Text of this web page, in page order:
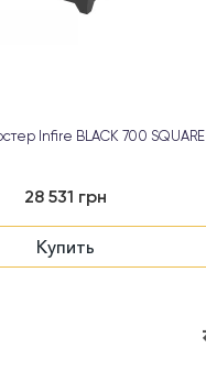
Infire BLACK 700 SQUARE
28 531 грн
Купить